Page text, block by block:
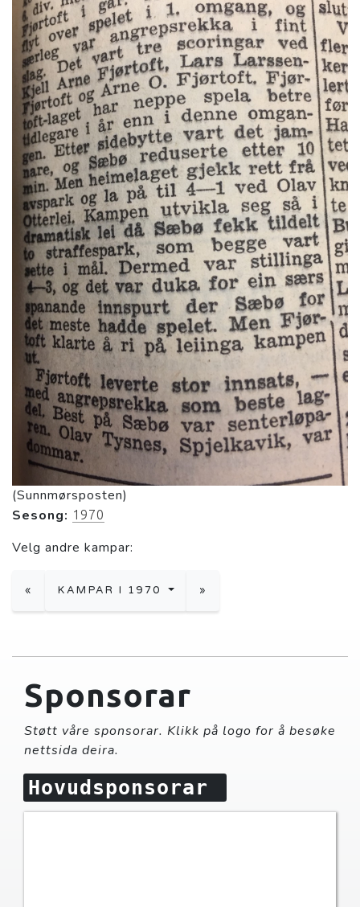
(Sunnmørsposten)
Sesong: 1970
Velg andre kampar:
« KAMPAR I 1970 »
Sponsorar
Støtt våre sponsorar. Klikk på logo for å besøke
nettsida deira.
Hovudsponsorar